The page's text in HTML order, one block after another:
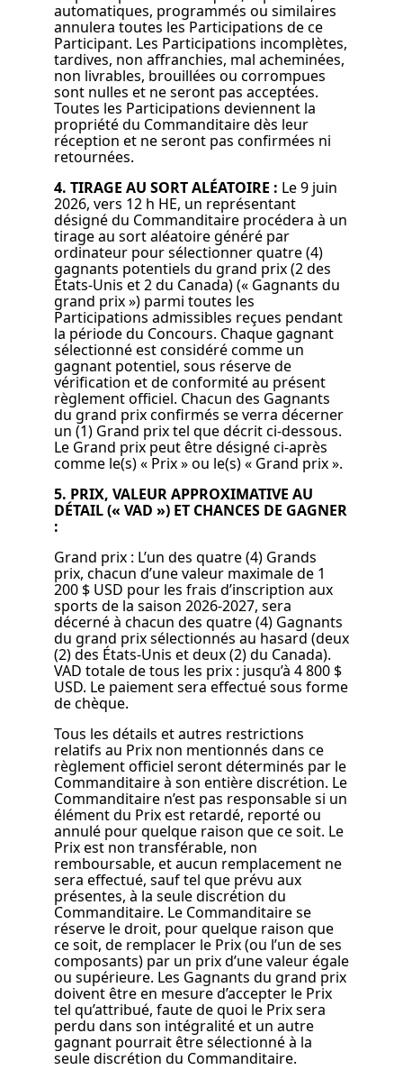
automatiques, programmés ou similaires
annulera toutes les Participations de ce
Participant. Les Participations incomplètes,
tardives, non affranchies, mal acheminées,
non livrables, brouillées ou corrompues
sont nulles et ne seront pas acceptées.
Toutes les Participations deviennent la
propriété du Commanditaire dès leur
réception et ne seront pas confirmées ni
retournées.
4. TIRAGE AU SORT ALÉATOIRE : Le 9 juin
2026, vers 12 h HE, un représentant
désigné du Commanditaire procédera à un
tirage au sort aléatoire généré par
ordinateur pour sélectionner quatre (4)
gagnants potentiels du grand prix (2 des
États-Unis et 2 du Canada) (« Gagnants du
grand prix ») parmi toutes les
Participations admissibles reçues pendant
la période du Concours. Chaque gagnant
sélectionné est considéré comme un
gagnant potentiel, sous réserve de
vérification et de conformité au présent
règlement officiel. Chacun des Gagnants
du grand prix confirmés se verra décerner
un (1) Grand prix tel que décrit ci-dessous.
Le Grand prix peut être désigné ci-après
comme le(s) « Prix » ou le(s) « Grand prix ».
5. PRIX, VALEUR APPROXIMATIVE AU
DÉTAIL (« VAD ») ET CHANCES DE GAGNER
:
Grand prix : L’un des quatre (4) Grands
prix, chacun d’une valeur maximale de 1
200 $ USD pour les frais d’inscription aux
sports de la saison 2026-2027, sera
décerné à chacun des quatre (4) Gagnants
du grand prix sélectionnés au hasard (deux
(2) des États-Unis et deux (2) du Canada).
VAD totale de tous les prix : jusqu’à 4 800 $
USD. Le paiement sera effectué sous forme
de chèque.
Tous les détails et autres restrictions
relatifs au Prix non mentionnés dans ce
règlement officiel seront déterminés par le
Commanditaire à son entière discrétion. Le
Commanditaire n’est pas responsable si un
élément du Prix est retardé, reporté ou
annulé pour quelque raison que ce soit. Le
Prix est non transférable, non
remboursable, et aucun remplacement ne
sera effectué, sauf tel que prévu aux
présentes, à la seule discrétion du
Commanditaire. Le Commanditaire se
réserve le droit, pour quelque raison que
ce soit, de remplacer le Prix (ou l’un de ses
composants) par un prix d’une valeur égale
ou supérieure. Les Gagnants du grand prix
doivent être en mesure d’accepter le Prix
tel qu’attribué, faute de quoi le Prix sera
perdu dans son intégralité et un autre
gagnant pourrait être sélectionné à la
seule discrétion du Commanditaire.